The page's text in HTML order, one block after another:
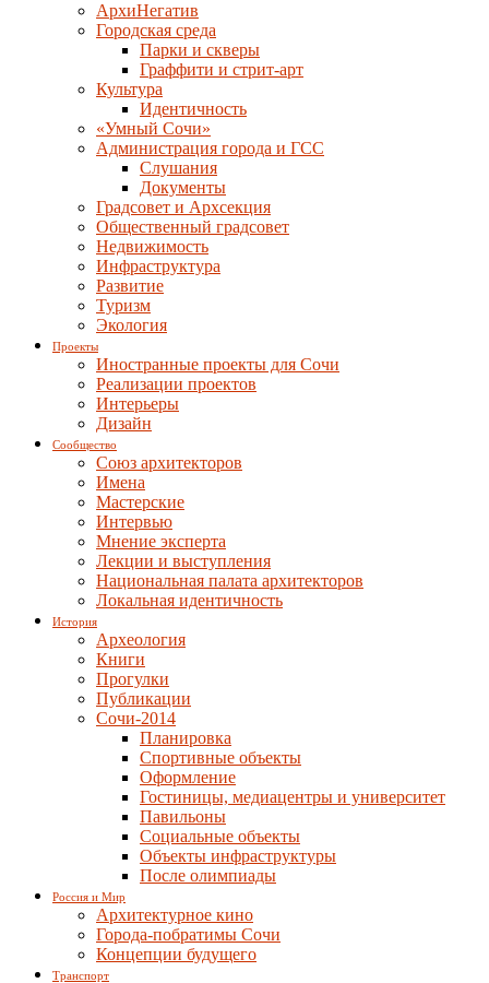
АрхиНегатив
Городская среда
Парки и скверы
Граффити и стрит-арт
Культура
Идентичность
«Умный Сочи»
Администрация города и ГСС
Слушания
Документы
Градсовет и Архсекция
Общественный градсовет
Недвижимость
Инфраструктура
Развитие
Туризм
Экология
Проекты
Иностранные проекты для Сочи
Реализации проектов
Интерьеры
Дизайн
Сообщество
Союз архитекторов
Имена
Мастерские
Интервью
Мнение эксперта
Лекции и выступления
Национальная палата архитекторов
Локальная идентичность
История
Археология
Книги
Прогулки
Публикации
Сочи-2014
Планировка
Спортивные объекты
Оформление
Гостиницы, медиацентры и университет
Павильоны
Социальные объекты
Объекты инфраструктуры
После олимпиады
Россия и Мир
Архитектурное кино
Города-побратимы Сочи
Концепции будущего
Транспорт